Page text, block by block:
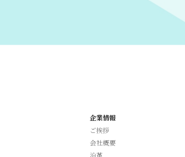
企業情報
ご挨拶
会社概要